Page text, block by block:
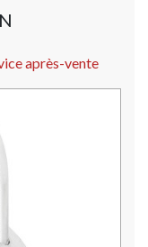
après-vente